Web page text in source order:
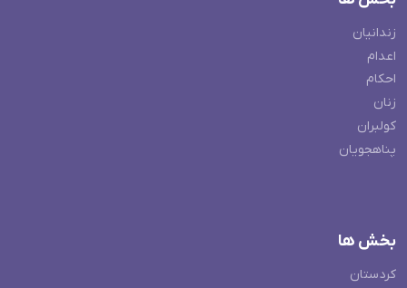
زندانیان
اعدام
احکام
زنان
کولبران
پناهجویان
بخش ها
کردستان